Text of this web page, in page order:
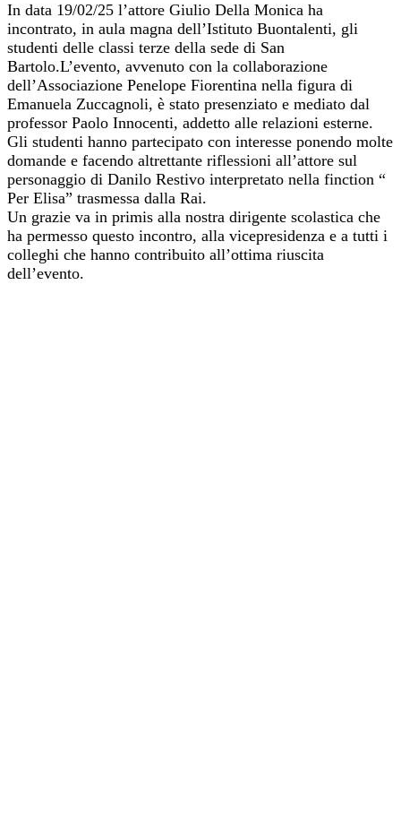
In data 19/02/25 l’attore Giulio Della Monica ha
incontrato, in aula magna dell’Istituto Buontalenti, gli
studenti delle classi terze della sede di San
Bartolo.L’evento, avvenuto con la collaborazione
dell’Associazione Penelope Fiorentina nella figura di
Emanuela Zuccagnoli, è stato presenziato e mediato dal
professor Paolo Innocenti, addetto alle relazioni esterne.
Gli studenti hanno partecipato con interesse ponendo molte
domande e facendo altrettante riflessioni all’attore sul
personaggio di Danilo Restivo interpretato nella finction “
Per Elisa” trasmessa dalla Rai.
Un grazie va in primis alla nostra dirigente scolastica che
ha permesso questo incontro, alla vicepresidenza e a tutti i
colleghi che hanno contribuito all’ottima riuscita
dell’evento.